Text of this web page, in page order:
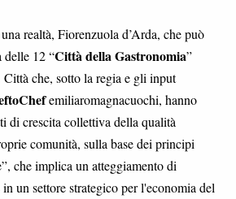
realtà, Fiorenzuola d’Arda, che può
delle 12 “Città della Gastronomia”
che, sotto la regia e gli input
emiliaromagnacuochi, hanno
di crescita collettiva della qualità
comunità, sulla base dei principi
che implica un atteggiamento di
un settore strategico per l'economia del